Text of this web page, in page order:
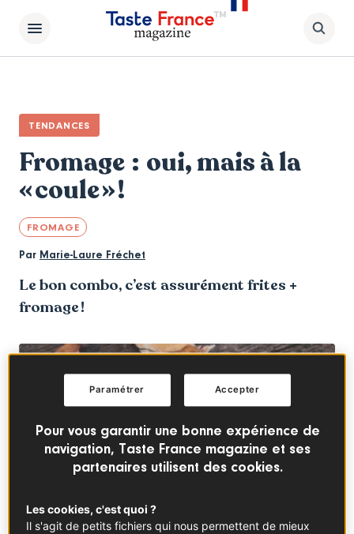
TENDANCES
Fromage : oui, mais à la
« coule » !
FROMAGE
Par Marie-Laure Fréchet
Le bon combo, c’est assurément frites +
fromage !
Pour vous garantir une bonne expérience de
navigation, Taste France magazine et ses
partenaires utilisent des cookies.
Les cookies, c'est quoi ?
Il s'agit de petits fichiers qui nous permettent de mieux
Accepter
Paramétrer